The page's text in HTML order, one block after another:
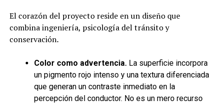
El corazón del proyecto reside en un diseño que
combina ingeniería, psicología del tránsito y
conservación.
Color como advertencia.La superficie incorpora
un pigmento rojo intenso y una textura diferenciada
que generan un contraste inmediato en la
percepción del conductor. No es un mero recurso